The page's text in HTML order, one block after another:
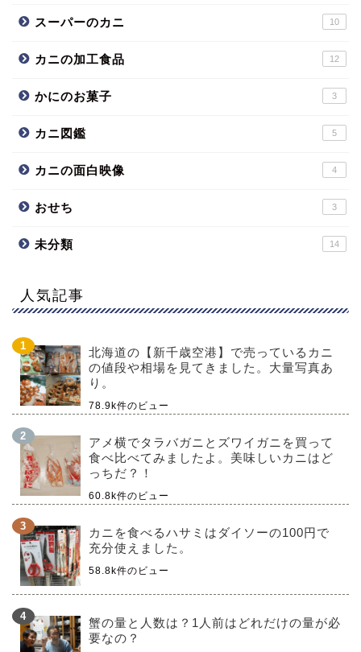
スーパーのカニ 10
カニの加工食品 12
かにのお菓子 3
カニ図鑑 5
カニの面白映像 4
おせち 3
未分類 14
人気記事
北海道の【新千歳空港】で売っているカニ
の値段や相場を見てきました。大量写真あ
り。
78.9k件のビュー
アメ横でタラバガニとズワイガニを買って
食べ比べてみましたよ。美味しいカニはど
っちだ？！
60.8k件のビュー
カニを食べるハサミはダイソーの100円で
充分使えました。
58.8k件のビュー
蟹の量と人数は？1人前はどれだけの量が必
要なの？